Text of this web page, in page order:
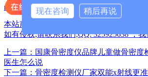
m=home&c=View&a=index&aid=1809
本站声明:网站部分内容及图片来源于网络
如有侵权,请联系我们,QQ: 325925638 ，
上一篇：国康骨密度仪品牌儿童做骨密度
医生怎么说
下一篇：骨密度检测仪厂家双能x射线更
现在咨询 稍后再说